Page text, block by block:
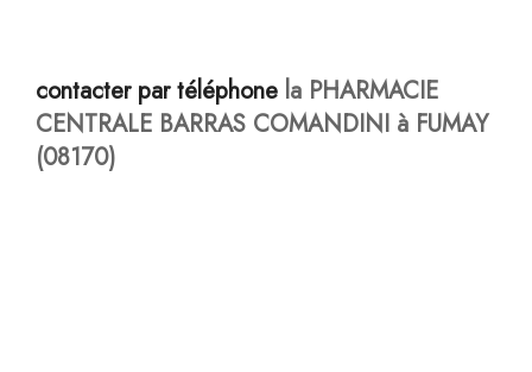
contacter par téléphone la PHARMACIE
CENTRALE BARRAS COMANDINI à FUMAY
(08170)